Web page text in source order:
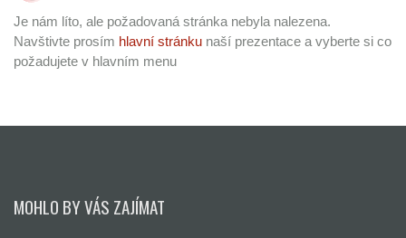
Je nám líto, ale požadovaná stránka nebyla nalezena.
Navštivte prosím hlavní stránku naší prezentace a vyberte si co
požadujete v hlavním menu
MOHLO BY VÁS ZAJÍMAT